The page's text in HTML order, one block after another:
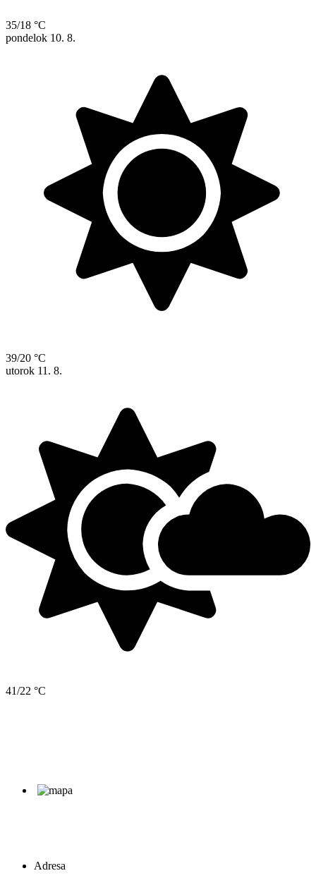
35/18 °C
pondelok 10. 8.
39/20 °C
utorok 11. 8.
41/22 °C
Adresa